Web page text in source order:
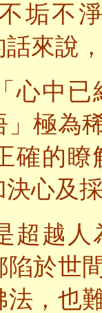
垢不
來說
心中
」極為
確的
決心及
超越
陷於世
法，也